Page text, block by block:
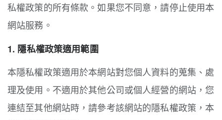
私權政策的所有條款。如果您不同意，請停止使用本
網站服務。
1. 隱私權政策適用範圍
本隱私權政策適用於本網站對您個人資料的蒐集、處
理及使用。不適用於其他公司或個人經營的網站，您
連結至其他網站時，請參考該網站的隱私權政策，本